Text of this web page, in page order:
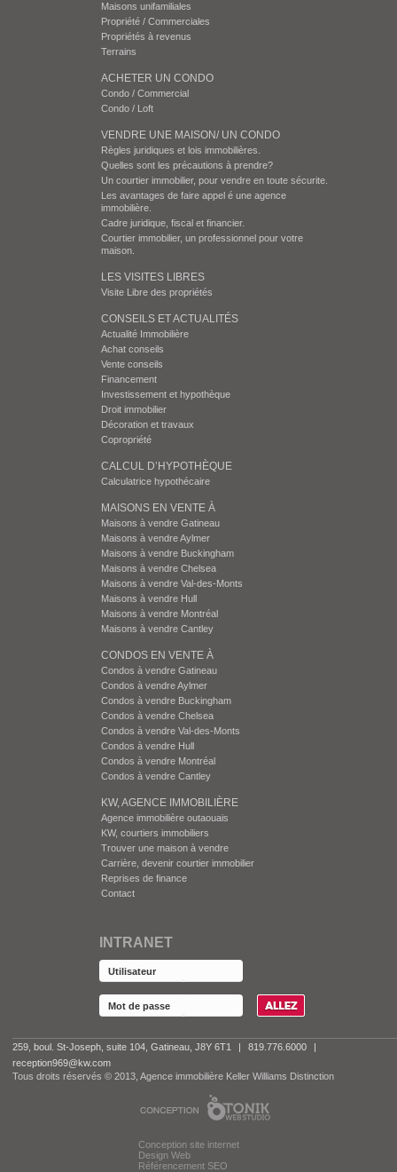
Maisons unifamiliales
Propriété / Commerciales
Propriétés à revenus
Terrains
ACHETER UN CONDO
Condo / Commercial
Condo / Loft
VENDRE UNE MAISON/ UN CONDO
Règles juridiques et lois immobilières.
Quelles sont les précautions à prendre?
Un courtier immobilier, pour vendre en toute sécurite.
Les avantages de faire appel é une agence
immobilière.
Cadre juridique, fiscal et financier.
Courtier immobilier, un professionnel pour votre
maison.
LES VISITES LIBRES
Visite Libre des propriétés
CONSEILS ET ACTUALITÉS
Actualité Immobilière
Achat conseils
Vente conseils
Financement
Investissement et hypothèque
Droit immobilier
Décoration et travaux
Copropriété
CALCUL D’HYPOTHÈQUE
Calculatrice hypothécaire
MAISONS EN VENTE À
Maisons à vendre Gatineau
Maisons à vendre Aylmer
Maisons à vendre Buckingham
Maisons à vendre Chelsea
Maisons à vendre Val-des-Monts
Maisons à vendre Hull
Maisons à vendre Montréal
Maisons à vendre Cantley
CONDOS EN VENTE À
Condos à vendre Gatineau
Condos à vendre Aylmer
Condos à vendre Buckingham
Condos à vendre Chelsea
Condos à vendre Val-des-Monts
Condos à vendre Hull
Condos à vendre Montréal
Condos à vendre Cantley
KW, AGENCE IMMOBILIÈRE
Agence immobilière outaouais
KW, courtiers immobiliers
Trouver une maison à vendre
Carrière, devenir courtier immobilier
Reprises de finance
Contact
INTRANET
259, boul. St-Joseph, suite 104, Gatineau, J8Y 6T1 | 819.776.6000
|
reception969@kw.com
Tous droits réservés © 2013, Agence immobilière Keller Williams Distinction
Conception site internet
Design Web
Référencement SEO